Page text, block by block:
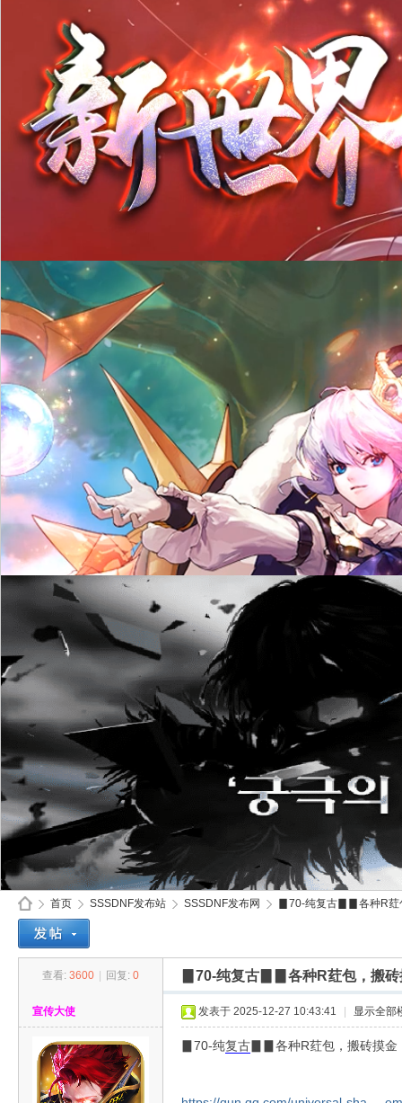
首页
›
SSSDNF发布站 SSSDNF发布网
›
▊70-纯复古▊▊各种R荭
查看: 3600 回复: 0 ▊70-纯复古▊▊各种R荭包，搬
宣传大使 发表于 2025-12-27 10:43:41 显示全部
▊70-纯复古▊▊各种R荭包，搬砖摸金